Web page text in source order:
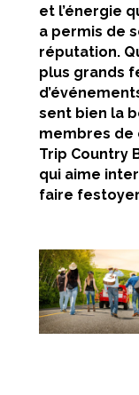
et l’énergie
a permis de
réputation.
plus grands
sent bien la
membres de
Trip Country
qui aime
faire